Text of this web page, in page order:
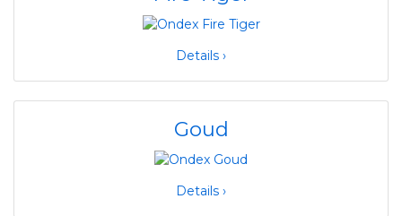
Details ›
Goud
Details ›